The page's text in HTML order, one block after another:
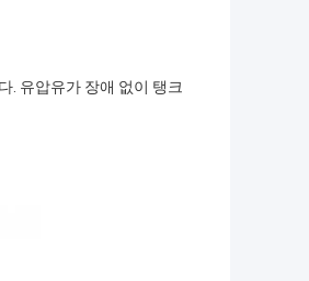
. 유압유가 장애 없이 탱크